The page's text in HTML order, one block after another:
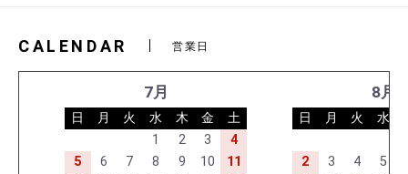
CALENDAR 営業日
7月
日 月 火 水 木 金
土
1
2 3
4
5
6 7 8 9 10
11
8月
日 月 火 水
2 3 4 5